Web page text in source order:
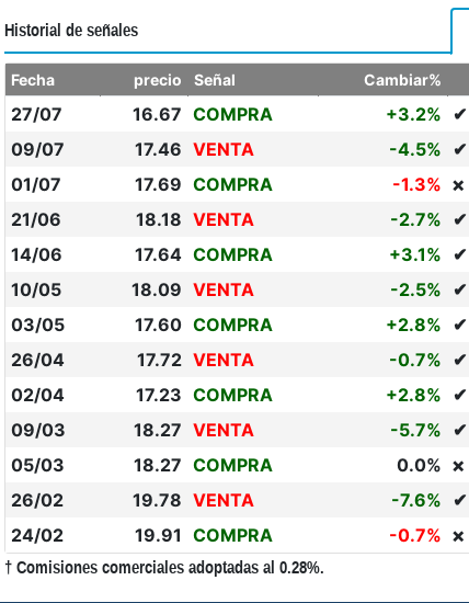
Historial de señales
Fecha precio Señal Cambiar%
27/07 16.67 COMPRA +3.2% ✔
09/07
17.46 VENTA -4.5% ✔
01/07
17.69 COMPRA -1.3% ❌
21/06
18.18 VENTA -2.7% ✔
14/06
17.64 COMPRA +3.1% ✔
10/05
18.09 VENTA -2.5% ✔
03/05
17.60 COMPRA +2.8% ✔
26/04
17.72 VENTA -0.7% ✔
02/04
17.23 COMPRA +2.8% ✔
09/03
18.27 VENTA -5.7% ✔
05/03
18.27 COMPRA 0.0% ❌
26/02
19.78 VENTA -7.6% ✔
24/02
19.91 COMPRA -0.7% ❌
† Comisiones comerciales adoptadas al 0.28%.